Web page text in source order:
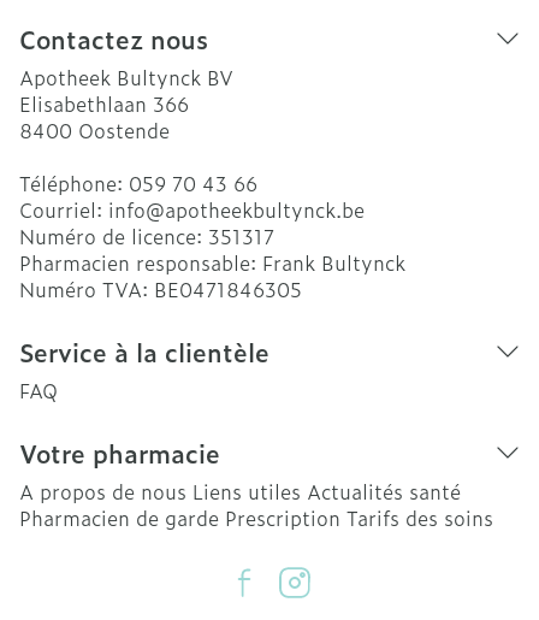
Contactez nous
Apotheek Bultynck BV
Elisabethlaan 366
8400 Oostende
Téléphone: 059 70 43 66
Courriel: info@apotheekbultynck.be
Numéro de licence: 351317
Pharmacien responsable: Frank Bultynck
Numéro TVA: BE0471846305
Service à la clientèle
FAQ
Votre pharmacie
A propos de nous Liens utiles Actualités santé
Pharmacien de garde Prescription Tarifs des soins